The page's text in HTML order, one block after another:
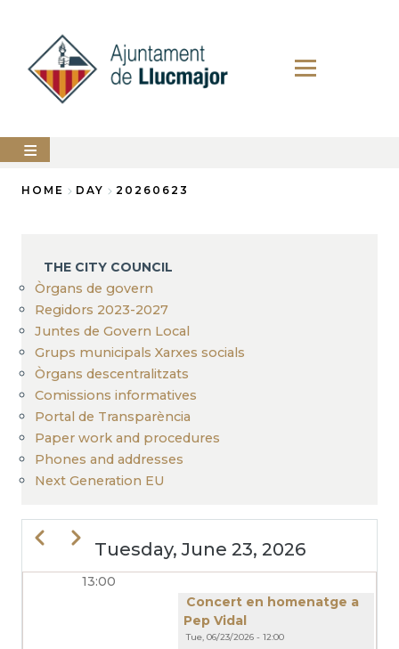
content
The
city
Services
PERFIL
DEL
CONTRACTANT
ANUNCIS
HOME DAY 20260623
THE CITY COUNCIL
Òrgans de govern
Regidors 2023-2027
Juntes de Govern Local
Grups municipals Xarxes socials
Òrgans descentralitzats
Comissions informatives
Portal de Transparència
Paper work and procedures
Phones and addresses
Next Generation EU
Tuesday, June 23, 2026
PreviousNext
13:00
Concert en homenatge a
Pep Vidal
Tue, 06/23/2026 - 12:00